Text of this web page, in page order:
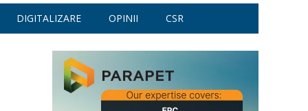
DIGITALIZARE OPINII CSR